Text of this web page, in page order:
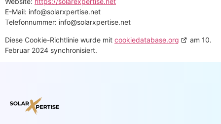
E-Mail: info@solarxpertise.net
Telefonnummer: info@solarxpertise.net
Diese Cookie-Richtlinie wurde mit cookiedatabase.org
am 10.
Februar 2024 synchronisiert.